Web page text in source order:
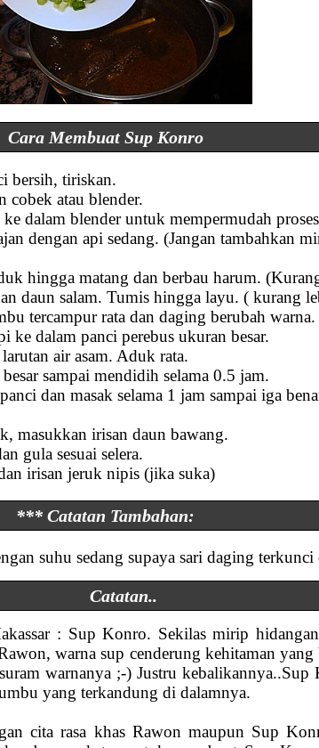
Cara Membuat Sup Konro
bersih, tiriskan.
cobek atau blender.
dalam blender untuk mempermudah
dengan api sedang. (Jangan tambahkan
hingga matang dan berbau harum.
daun salam. Tumis hingga layu. ( kurang
tercampur rata dan daging berubah warna.
ke dalam panci perebus ukuran besar.
air asam. Aduk rata.
sampai mendidih selama 0.5 jam.
dan masak selama 1 jam sampai iga
masukkan irisan daun bawang.
gula sesuai selera.
irisan jeruk nipis (jika suka)
*** Catatan Tambahan:
suhu sedang supaya sari daging
Catatan..
: Sup Konro. Sekilas mirip
warna sup cenderung kehitaman
warnanya ;-) Justru
yang terkandung di dalamnya.
cita rasa khas Rawon maupun Sup